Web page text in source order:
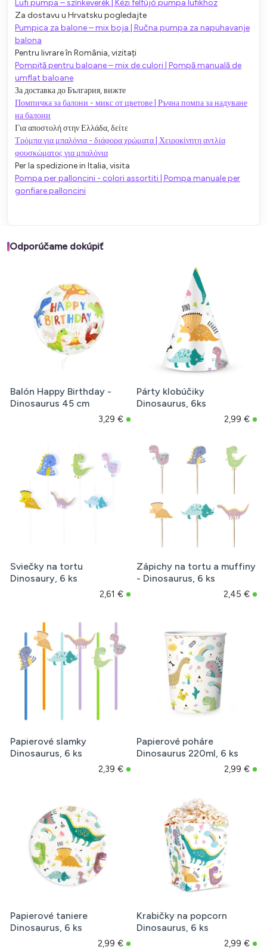
Lufi pumpa – színkeverék | Kézi felfújó pumpa lufikhoz
Za dostavu u Hrvatsku pogledajte
Pumpica za balone – mix boja | Ručna pumpa za napuhavanje
balona
Pentru livrare în România, vizitați
Pompiță pentru baloane – mix de culori | Pompă manuală de
umflat baloane
За доставка до България, вижте
Помпичка за балони - микс от цветове | Ръчна помпа за надуване
на балони
Για αποστολή στην Ελλάδα, δείτε
Τρόμπα για μπαλόνια - διάφορα χρώματα | Χειροκίνητη αντλία
φουσκώματος για μπαλόνια
Per la spedizione in Italia, visita
Pompa per palloncini - colori assortiti | Pompa manuale per
gonfiare palloncini
Odporúčame dokúpiť
Balón Happy Birthday -
Dinosaurus 45 cm
3,29 €
Párty klobúčiky
Dinosaurus, 6ks
2,99 €
Sviečky na tortu
Dinosaury, 6 ks
2,61 €
Zápichy na tortu a muffiny
- Dinosaurus, 6 ks
2,45 €
Papierové slamky
Dinosaurus, 6 ks
2,39 €
Papierové poháre
Dinosaurus 220ml, 6 ks
2,99 €
Papierové taniere
Dinosaurus, 6 ks
2,99 €
Krabičky na popcorn
Dinosaurus, 6 ks
2,99 €